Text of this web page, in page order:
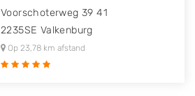
Voorschoterweg 39 41
2235SE Valkenburg
Op 23,78 km afstand